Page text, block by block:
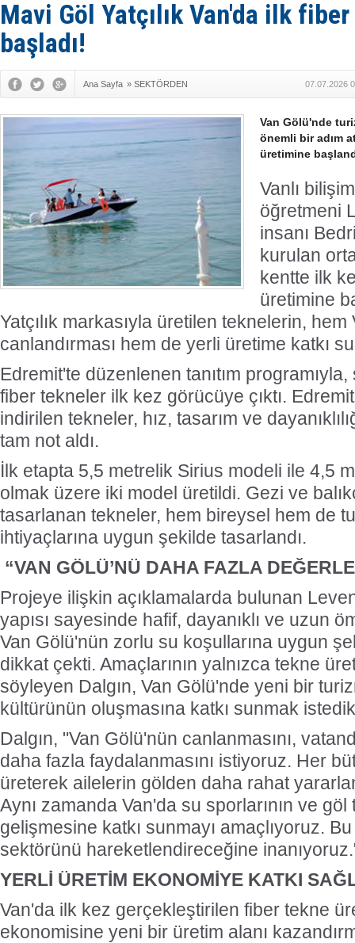
TAYK -
Mavi Göl Yatçılık Van'da ilk
başladı!
Ana Sayfa » SEKTÖRDEN 07.07.2026
Van Gölü'nde
önemli bir adım
üretimine
Vanlı
öğretmeni
insanı
kurulan
kentte ilk
üretimine
Yatçılık markasıyla üretilen teknelerin,
canlandırması hem de yerli üretime katkı
Edremit'te düzenlenen tanıtım
fiber tekneler ilk kez görücüye çıktı.
indirilen tekneler, hız, tasarım ve
tam not aldı.
İlk etapta 5,5 metrelik Sirius modeli ile 4,5
olmak üzere iki model üretildi. Gezi ve
tasarlanan tekneler, hem bireysel hem de
ihtiyaçlarına uygun şekilde tasarlandı.
“VAN GÖLÜ’NÜ DAHA FAZLA
Projeye ilişkin açıklamalarda bulunan
yapısı sayesinde hafif, dayanıklı ve uzun
Van Gölü'nün zorlu su koşullarına uygun
dikkat çekti. Amaçlarının yalnızca tekne
söyleyen Dalgın, Van Gölü'nde yeni bir
kültürünün oluşmasına katkı sunmak
Dalgın, "Van Gölü'nün canlanmasını,
daha fazla faydalanmasını istiyoruz. Her
üreterek ailelerin gölden daha rahat
Aynı zamanda Van'da su sporlarının ve
gelişmesine katkı sunmayı amaçlıyoruz. Bu
sektörünü hareketlendireceğine
YERLİ ÜRETİM EKONOMİYE KATKI
Van'da ilk kez gerçekleştirilen fiber tekne
ekonomisine yeni bir üretim alanı